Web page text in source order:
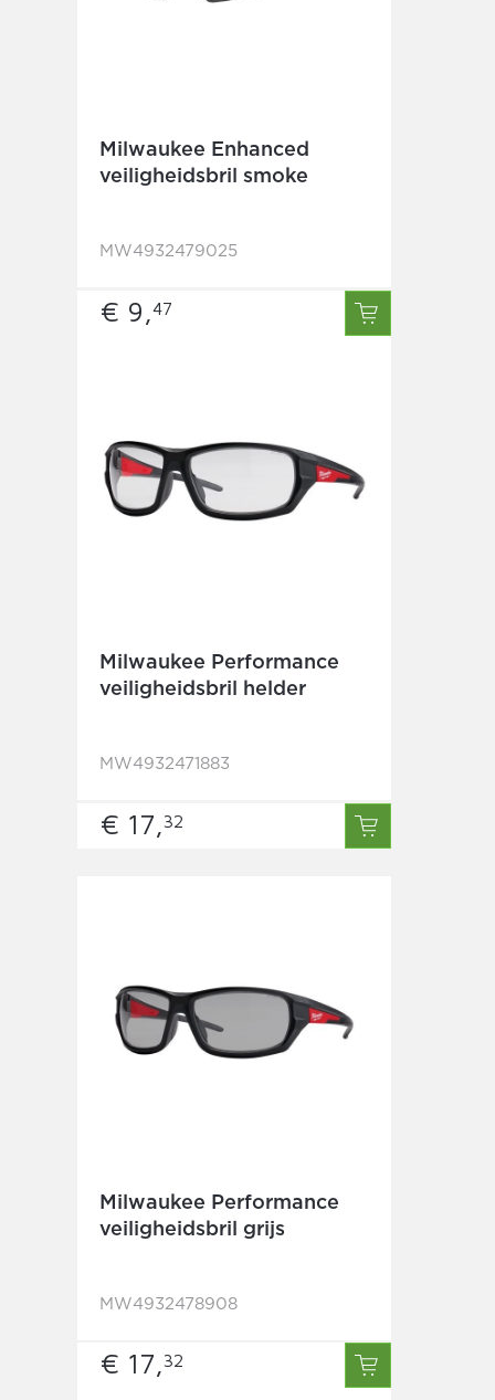
Milwaukee Enhanced
veiligheidsbril smoke
MW4932479025
€ 9,47
Milwaukee Performance
veiligheidsbril helder
MW4932471883
€ 17, 32
Milwaukee Performance
veiligheidsbril grijs
MW4932478908
€ 17,32